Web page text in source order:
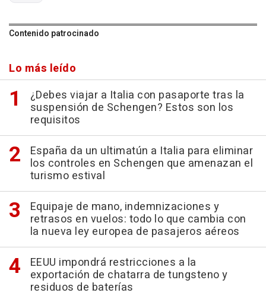
Contenido patrocinado
Lo más leído
¿Debes viajar a Italia con pasaporte tras la
suspensión de Schengen? Estos son los
requisitos
España da un ultimatún a Italia para eliminar
los controles en Schengen que amenazan el
turismo estival
Equipaje de mano, indemnizaciones y
retrasos en vuelos: todo lo que cambia con
la nueva ley europea de pasajeros aéreos
EEUU impondrá restricciones a la
exportación de chatarra de tungsteno y
residuos de baterías